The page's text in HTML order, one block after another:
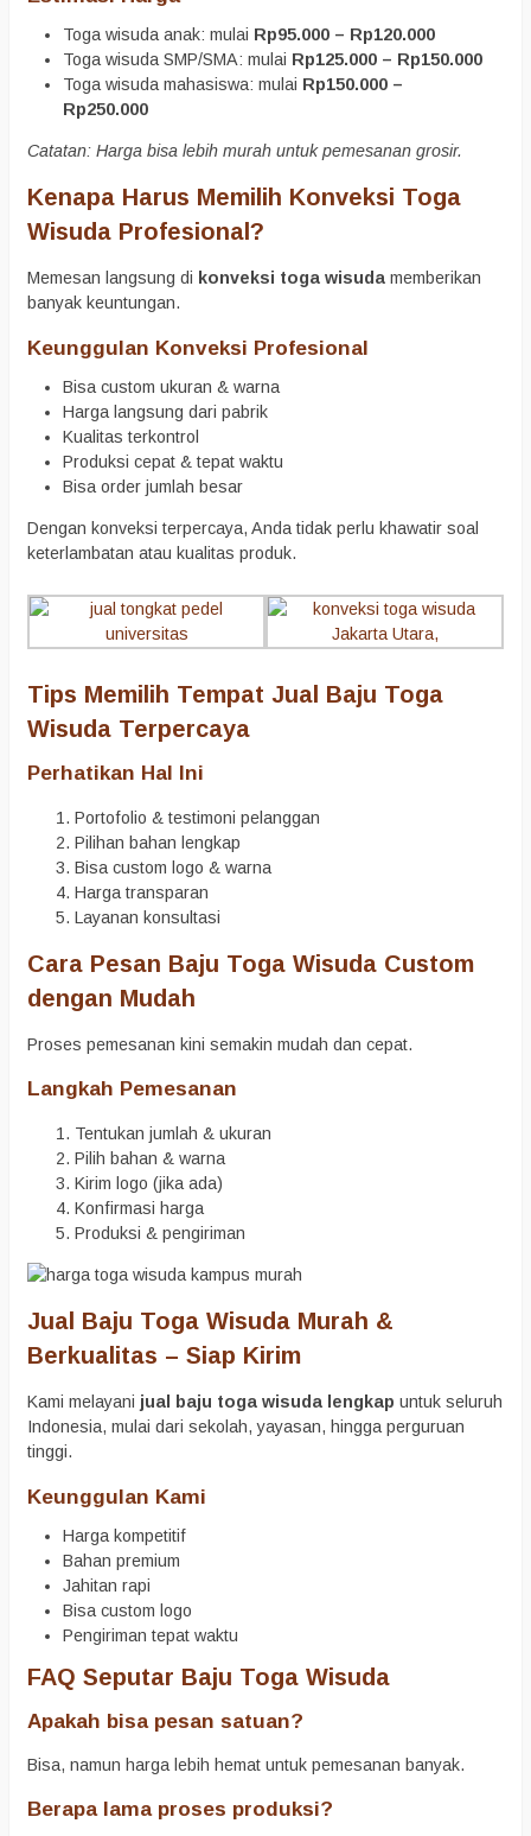
Toga wisuda anak: mulai Rp95.000 – Rp120.000
Toga wisuda SMP/SMA: mulai Rp125.000 – Rp150.000
Toga wisuda mahasiswa: mulai Rp150.000 –
Rp250.000
Catatan: Harga bisa lebih murah untuk pemesanan grosir.
Kenapa Harus Memilih Konveksi Toga
Wisuda Profesional?
Memesan langsung di konveksi toga wisuda memberikan
banyak keuntungan.
Keunggulan Konveksi Profesional
Bisa custom ukuran & warna
Harga langsung dari pabrik
Kualitas terkontrol
Produksi cepat & tepat waktu
Bisa order jumlah besar
Dengan konveksi terpercaya, Anda tidak perlu khawatir soal
keterlambatan atau kualitas produk.
Tips Memilih Tempat Jual Baju Toga
Wisuda Terpercaya
Perhatikan Hal Ini
Portofolio & testimoni pelanggan
Pilihan bahan lengkap
Bisa custom logo & warna
Harga transparan
Layanan konsultasi
Cara Pesan Baju Toga Wisuda Custom
dengan Mudah
Proses pemesanan kini semakin mudah dan cepat.
Langkah Pemesanan
Tentukan jumlah & ukuran
Pilih bahan & warna
Kirim logo (jika ada)
Konfirmasi harga
Produksi & pengiriman
Jual Baju Toga Wisuda Murah &
Berkualitas – Siap Kirim
Kami melayani jual baju toga wisuda lengkap untuk seluruh
Indonesia, mulai dari sekolah, yayasan, hingga perguruan
tinggi.
Keunggulan Kami
Harga kompetitif
Bahan premium
Jahitan rapi
Bisa custom logo
Pengiriman tepat waktu
FAQ Seputar Baju Toga Wisuda
Apakah bisa pesan satuan?
Bisa, namun harga lebih hemat untuk pemesanan banyak.
Berapa lama proses produksi?